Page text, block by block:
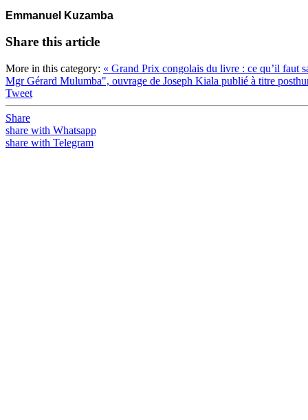
Emmanuel Kuzamba
Share this article
More in this category: « Grand Prix congolais du livre : ce qu’il faut
Mgr Gérard Mulumba", ouvrage de Joseph Kiala publié à titre
Tweet
Share
share with Whatsapp
share with Telegram